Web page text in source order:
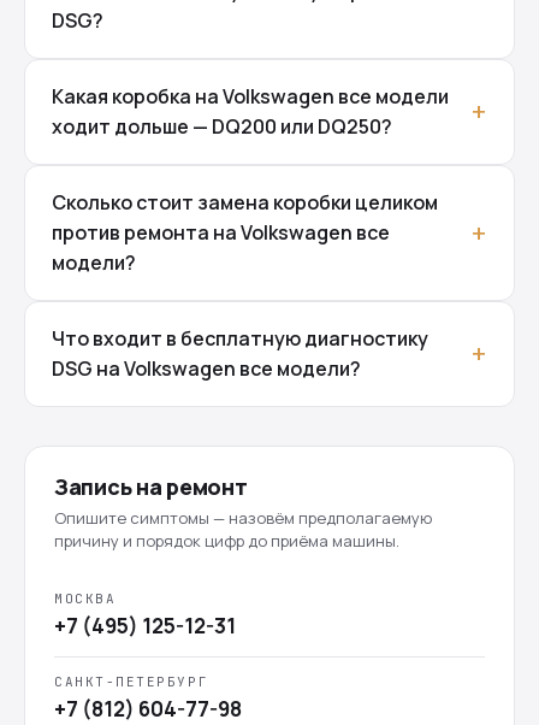
DSG?
Какая коробка на Volkswagen все модели
ходит дольше — DQ200 или DQ250?
Сколько стоит замена коробки целиком
против ремонта на Volkswagen все
модели?
Что входит в бесплатную диагностику
DSG на Volkswagen все модели?
Запись на ремонт
Опишите симптомы — назовём предполагаемую
причину и порядок цифр до приёма машины.
МОСКВА
+7 (495) 125-12-31
САНКТ-ПЕТЕРБУРГ
+7 (812) 604-77-98